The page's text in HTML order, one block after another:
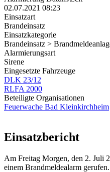
02.07.2021 08:23
Einsatzart
Brandeinsatz
Einsatzkategorie
Brandeinsatz >
Alarmierungsart
Sirene
Eingesetzte Fahrzeuge
DLK 23/12
RLFA 2000
Beteiligte Organisationen
Feuerwache Bad Kleinkirchheim
Einsatzbericht
Am Freitag Morgen, den 2. Juli
einem Brandmeldealarm gerufen.